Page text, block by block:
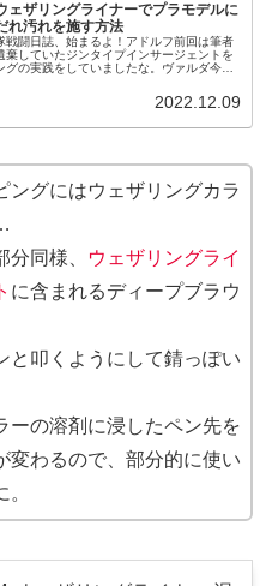
ェザリングライナーでプラモデルに
れ汚れを施す方法
戦闘日誌、始まるよ！アドルフ前回は筆者
棄していたジンタイプインサージェントを
グの実践をしていましたな。ヴァルダ今回
2022.12.09
ングにはウェザリングカラ
同様、
ウェザリングライ
に含まれるディープブラウ
と叩くようにして錆っぽい
ーの溶剤に浸したペン先を
変わるので、部分的に使い